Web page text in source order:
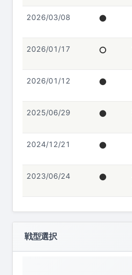
2026/03/08 ●
2026/01/17 ○
2026/01/12 ●
2025/06/29 ●
2024/12/21 ●
2023/06/24 ●
戦型選択